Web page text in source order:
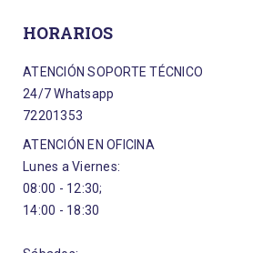
HORARIOS
ATENCIÓN SOPORTE TÉCNICO
24/7 Whatsapp
72201353
ATENCIÓN EN OFICINA
Lunes a Viernes:
08:00 - 12:30;
14:00 - 18:30